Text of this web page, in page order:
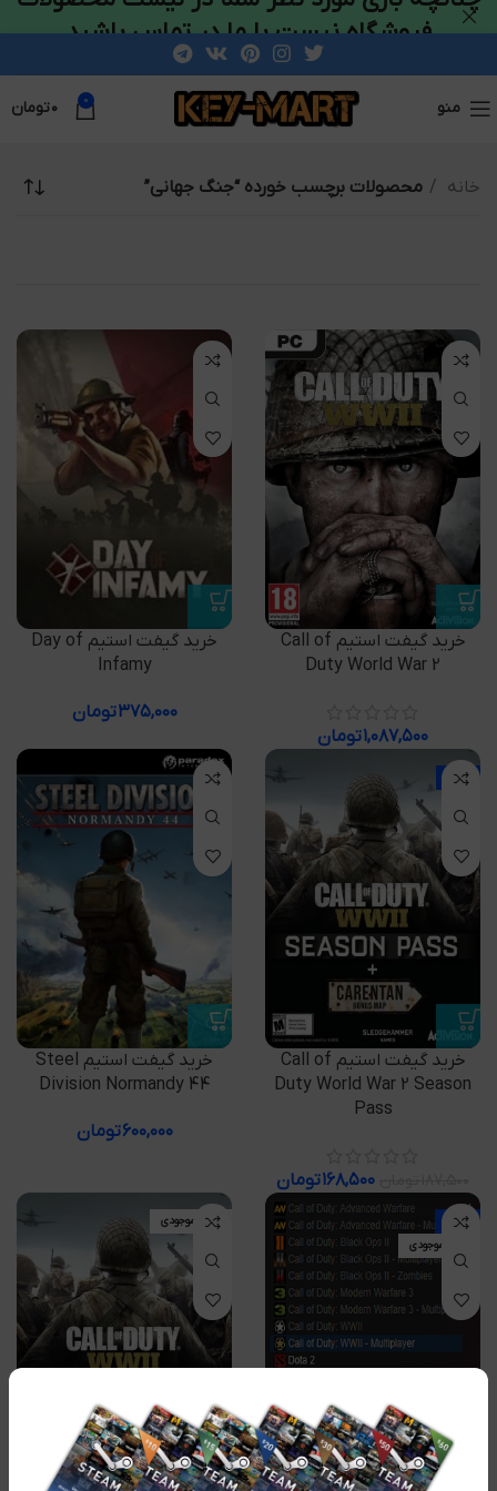
منو 0 ۰تومان
خانه محصولات برچسب خورده “جنگ جهانی”
خرید گیفت استیم Call of
Duty World War 2
۱,۰۸۷,۵۰۰تومان
خرید گیفت استیم Day of
Infamy
۳۷۵,۰۰۰تومان
-10%
خرید گیفت استیم Call of
Duty World War 2 Season
Pass
۱۶۸,۵۰۰تومان
خرید گیفت استیم Steel
Division Normandy 44
۶۰۰,۰۰۰تومان
-100%
اتمام موجودی
اتمام موجودی
فروشگاه نیست با ما در تماس باشید